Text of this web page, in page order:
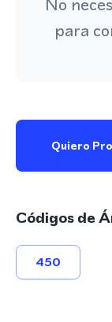
para
Quiero
Códigos de
450